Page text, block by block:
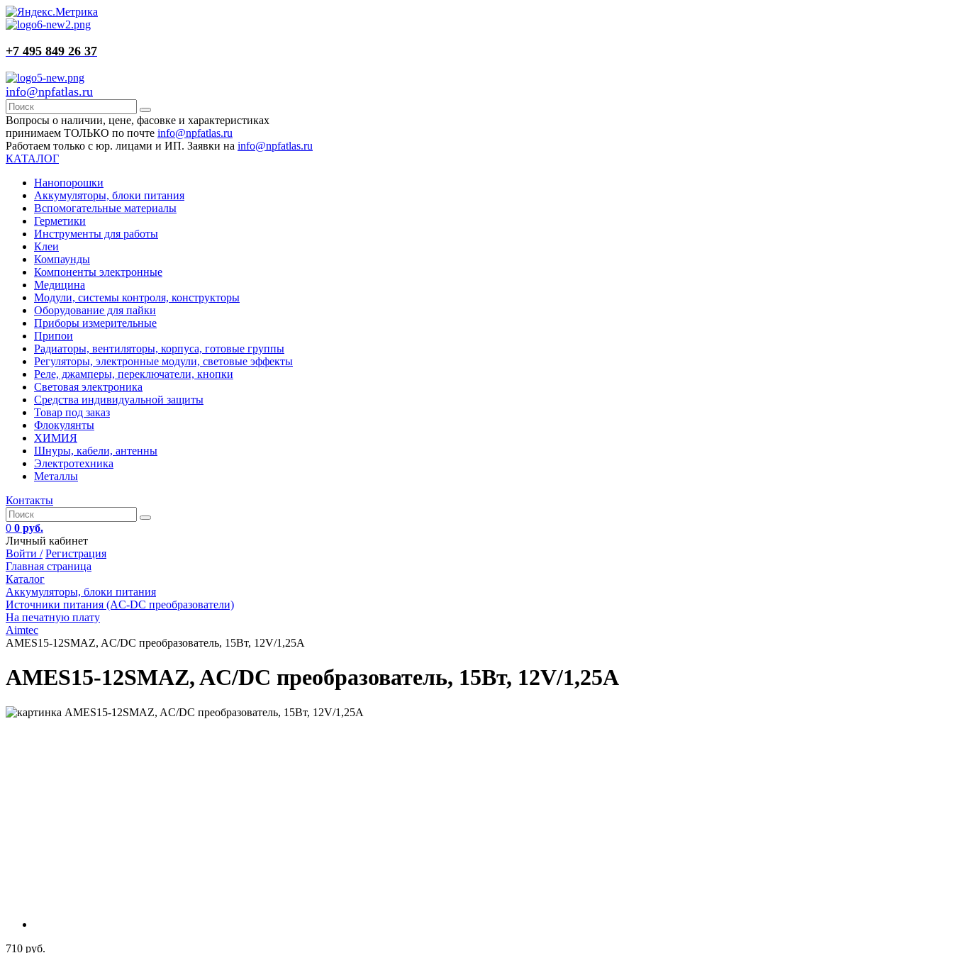
+7 495 849 26 37
info@npfatlas.ru
Вопросы о наличии, цене, фасовке и характеристиках
принимаем ТОЛЬКО по почте info@npfatlas.ru
Работаем только с юр. лицами и ИП. Заявки на info@npfatlas.ru
КАТАЛОГ
Нанопорошки
Аккумуляторы, блоки питания
Вспомогательные материалы
Герметики
Инструменты для работы
Клеи
Компаунды
Компоненты электронные
Медицина
Модули, системы контроля, конструкторы
Оборудование для пайки
Приборы измерительные
Припои
Радиаторы, вентиляторы, корпуса, готовые группы
Регуляторы, электронные модули, световые эффекты
Реле, джамперы, переключатели, кнопки
Световая электроника
Средства индивидуальной защиты
Товар под заказ
Флокулянты
ХИМИЯ
Шнуры, кабели, антенны
Электротехника
Металлы
Контакты
0 0 руб.
Личный кабинет
Войти / Регистрация
Главная страница
Каталог
Аккумуляторы, блоки питания
Источники питания (AC-DC преобразователи)
На печатную плату
Aimtec
AMES15-12SMAZ, AC/DC преобразователь, 15Вт, 12V/1,25A
AMES15-12SMAZ, AC/DC преобразователь, 15Вт, 12V/1,25A
710 руб.